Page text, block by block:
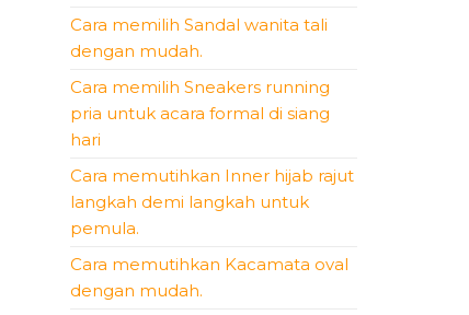
Cara memilih Sandal wanita tali
dengan mudah.
Cara memilih Sneakers running
pria untuk acara formal di siang
hari
Cara memutihkan Inner hijab rajut
langkah demi langkah untuk
pemula.
Cara memutihkan Kacamata oval
dengan mudah.